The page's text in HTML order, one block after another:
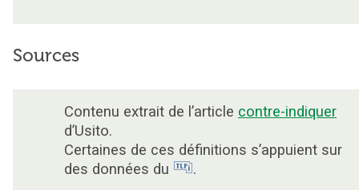
Sources
Contenu extrait de l’article contre-indiquer
d’Usito.
Certaines de ces définitions s’appuient sur
des données du
.